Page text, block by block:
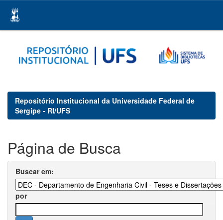
navigation
Repositório Institucional da Universidade Federal de
Sergipe - RI/UFS
Página de Busca
Buscar em:
por